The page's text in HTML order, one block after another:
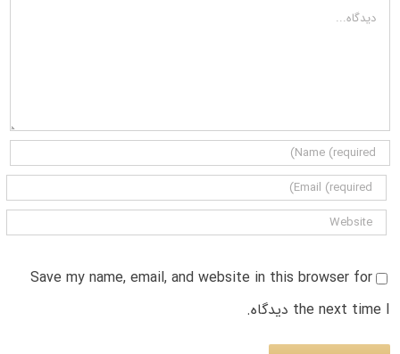
دیدگاه
Save my name, email, and website in this browser for
the next time I دیدگاه.